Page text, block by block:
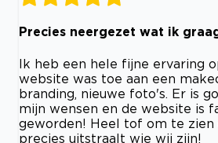
Precies neergezet wat ik
Ik heb een hele fijne ervaring
website was toe aan een
branding, nieuwe foto's. Er is
mijn wensen en de website is
geworden! Heel tof om te zien
precies uitstraalt wie wij zijn!